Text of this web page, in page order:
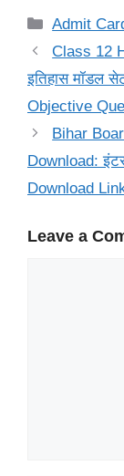
Admit
Class 12
इतिहास मॉडल
Objective
Bihar
Download:
Download
Leave a